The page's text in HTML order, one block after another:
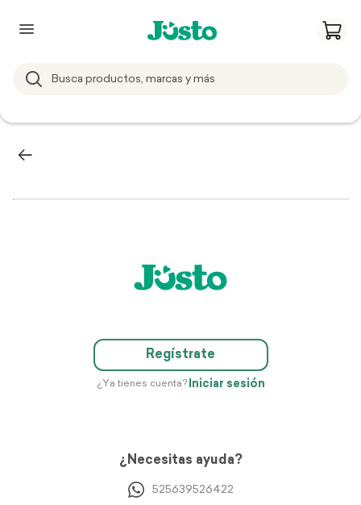
Regístrate
¿Ya tienes cuenta? Iniciar sesión
¿Necesitas ayuda?
525639526422